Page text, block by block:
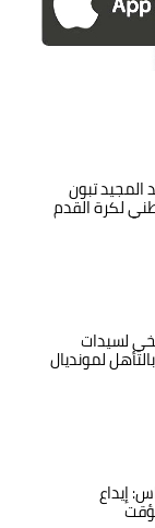
تبون
لكرة القدم
لسيدات
لمونديال
إيداع